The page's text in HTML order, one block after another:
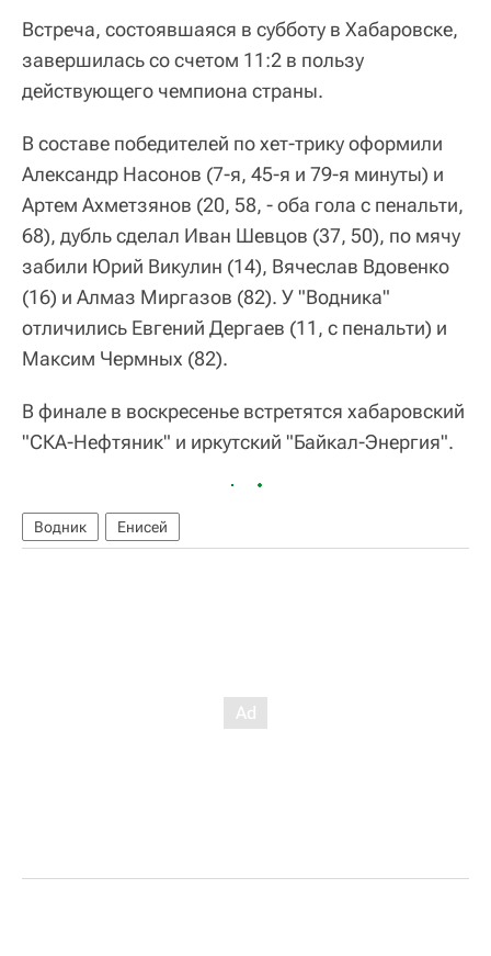
Встреча, состоявшаяся в субботу в Хабаровске,
завершилась со счетом 11:2 в пользу
действующего чемпиона страны.
В составе победителей по хет-трику оформили
Александр Насонов (7-я, 45-я и 79-я минуты) и
Артем Ахметзянов (20, 58, - оба гола с пенальти,
68), дубль сделал Иван Шевцов (37, 50), по мячу
забили Юрий Викулин (14), Вячеслав Вдовенко
(16) и Алмаз Миргазов (82). У "Водника"
отличились Евгений Дергаев (11, с пенальти) и
Максим Чермных (82).
В финале в воскресенье встретятся хабаровский
"СКА-Нефтяник" и иркутский "Байкал-Энергия".
Водник Енисей